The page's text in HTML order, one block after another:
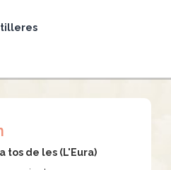
tos de les (L'Eura)